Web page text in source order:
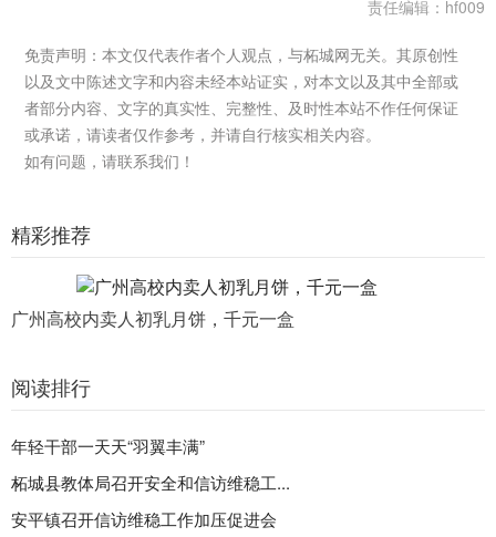
责任编辑：hf009
免责声明：本文仅代表作者个人观点，与柘城网无关。其原创性
以及文中陈述文字和内容未经本站证实，对本文以及其中全部或
者部分内容、文字的真实性、完整性、及时性本站不作任何保证
或承诺，请读者仅作参考，并请自行核实相关内容。
如有问题，请联系我们！
精彩推荐
广州高校内卖人初乳月饼，千元一盒
阅读排行
年轻干部一天天“羽翼丰满”
柘城县教体局召开安全和信访维稳工...
安平镇召开信访维稳工作加压促进会